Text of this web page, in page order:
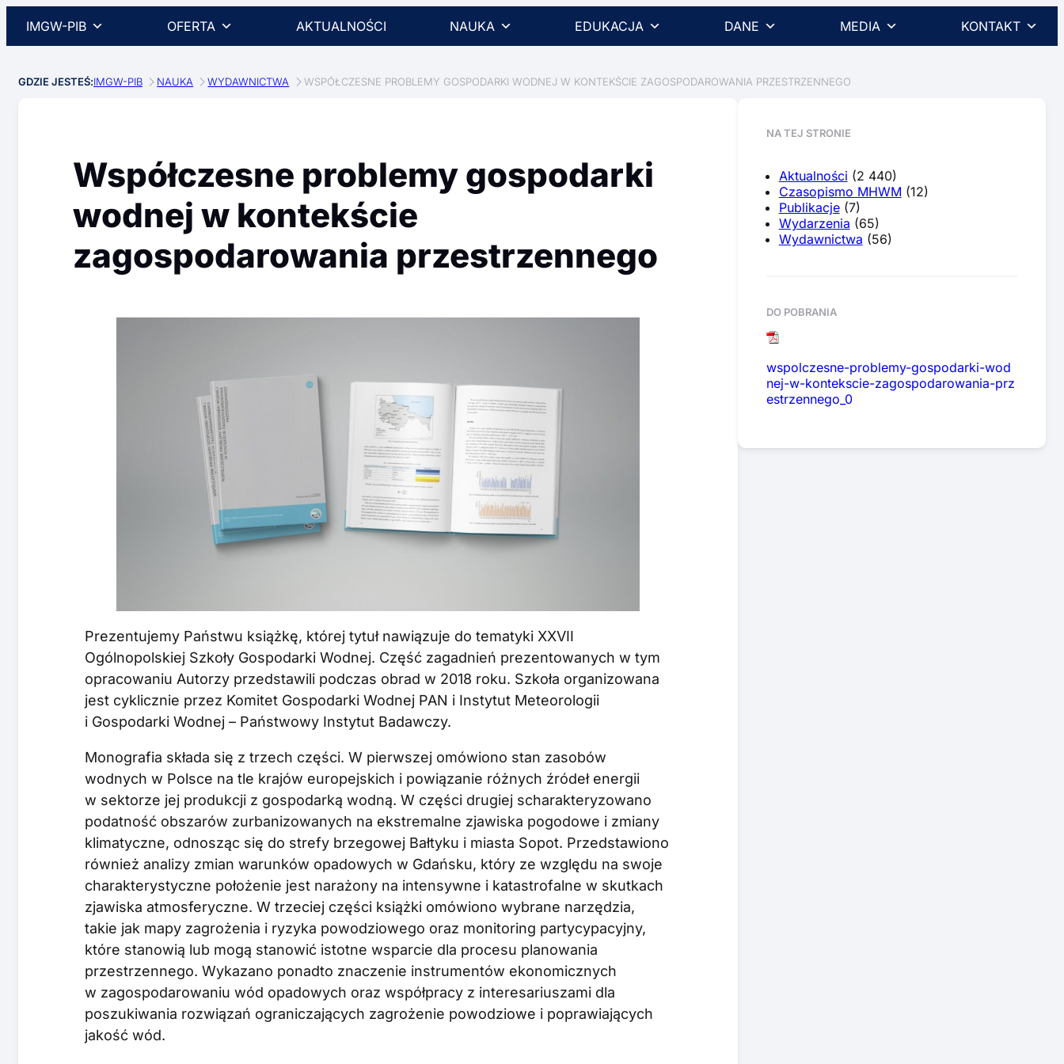
IMGW-PIB OFERTA AKTUALNOŚCI NAUKA EDUKACJA DANE MEDIA KONTAKT
GDZIE JESTEŚ:IMGW-PIB NAUKA WYDAWNICTWA WSPÓŁCZESNE PROBLEMY GOSPODARKI WODNEJ W KONTEKŚCIE ZAGOSPODAROWANIA PRZESTRZENNEGO
Współczesne problemy gospodarki
wodnej w kontekście
zagospodarowania przestrzennego
Prezentujemy Państwu książkę, której tytuł nawiązuje do tematyki XXVII
Ogólnopolskiej Szkoły Gospodarki Wodnej. Część zagadnień prezentowanych w tym
opracowaniu Autorzy przedstawili podczas obrad w 2018 roku. Szkoła organizowana
jest cyklicznie przez Komitet Gospodarki Wodnej PAN i Instytut Meteorologii
i Gospodarki Wodnej – Państwowy Instytut Badawczy.
Monografia składa się z trzech części. W pierwszej omówiono stan zasobów
wodnych w Polsce na tle krajów europejskich i powiązanie różnych źródeł energii
w sektorze jej produkcji z gospodarką wodną. W części drugiej scharakteryzowano
podatność obszarów zurbanizowanych na ekstremalne zjawiska pogodowe i zmiany
klimatyczne, odnosząc się do strefy brzegowej Bałtyku i miasta Sopot. Przedstawiono
również analizy zmian warunków opadowych w Gdańsku, który ze względu na swoje
charakterystyczne położenie jest narażony na intensywne i katastrofalne w skutkach
zjawiska atmosferyczne. W trzeciej części książki omówiono wybrane narzędzia,
takie jak mapy zagrożenia i ryzyka powodziowego oraz monitoring partycypacyjny,
które stanowią lub mogą stanowić istotne wsparcie dla procesu planowania
przestrzennego. Wykazano ponadto znaczenie instrumentów ekonomicznych
w zagospodarowaniu wód opadowych oraz współpracy z interesariuszami dla
poszukiwania rozwiązań ograniczających zagrożenie powodziowe i poprawiających
jakość wód.
NA TEJ STRONIE
Aktualności (2 440)
Czasopismo MHWM (12)
Publikacje(7)
Wydarzenia (65)
Wydawnictwa (56)
DO POBRANIA
wspolczesne-problemy-gospodarki-wod
nej-w-kontekscie-zagospodarowania-prz
estrzennego_0